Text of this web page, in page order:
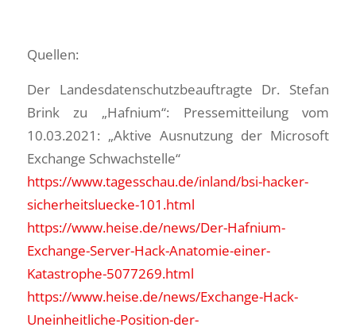
Quellen:
Der Landesdatenschutzbeauftragte Dr. Stefan
Brink zu „Hafnium“: Pressemitteilung vom
10.03.2021: „Aktive Ausnutzung der Microsoft
Exchange Schwachstelle“
https://www.tagesschau.de/inland/bsi-hacker-
sicherheitsluecke-101.html
https://www.heise.de/news/Der-Hafnium-
Exchange-Server-Hack-Anatomie-einer-
Katastrophe-5077269.html
https://www.heise.de/news/Exchange-Hack-
Uneinheitliche-Position-der-